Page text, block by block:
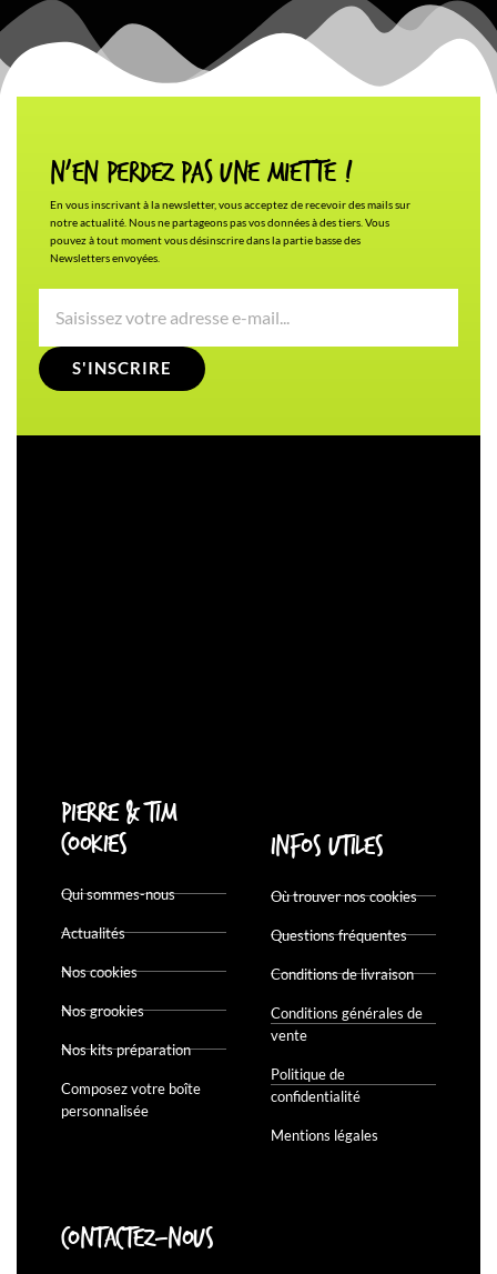
N'en Perdez pas une miette !
En vous inscrivant à la newsletter, vous acceptez de recevoir des mails sur
notre actualité. Nous ne partageons pas vos données à des tiers. Vous
pouvez à tout moment vous désinscrire dans la partie basse des
Newsletters envoyées.
S'INSCRIRE
Pierre & Tim
Cookies
Qui sommes-nous
Actualités
Nos cookies
Nos grookies
Nos kits préparation
Composez votre boîte
personnalisée
Infos utiles
Où trouver nos cookies
Questions fréquentes
Conditions de livraison
Conditions générales de
vente
Politique de
confidentialité
Mentions légales
Contactez-nous